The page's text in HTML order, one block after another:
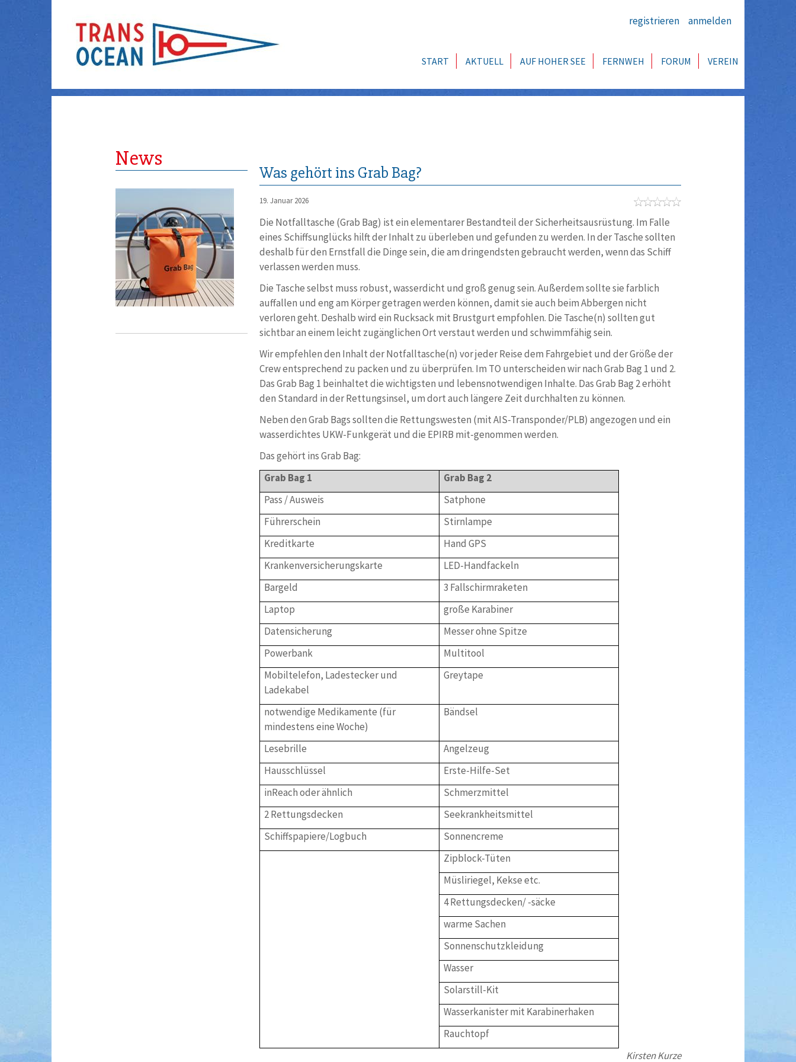
registrieren anmelden
START AKTUELL AUF HOHER SEE FERNWEH FORUM VEREIN
News
Was gehört ins Grab Bag?
19. Januar 2026
Die Notfalltasche (Grab Bag) ist ein elementarer Bestandteil der Sicherheitsausrüstung. Im Falle
eines Schiffsunglücks hilft der Inhalt zu überleben und gefunden zu werden. In der Tasche sollten
deshalb für den Ernstfall die Dinge sein, die am dringendsten gebraucht werden, wenn das Schiff
verlassen werden muss.
Die Tasche selbst muss robust, wasserdicht und groß genug sein. Außerdem sollte sie farblich
auffallen und eng am Körper getragen werden können, damit sie auch beim Abbergen nicht
verloren geht. Deshalb wird ein Rucksack mit Brustgurt empfohlen. Die Tasche(n) sollten gut
sichtbar an einem leicht zugänglichen Ort verstaut werden und schwimmfähig sein.
Wir empfehlen den Inhalt der Notfalltasche(n) vor jeder Reise dem Fahrgebiet und der Größe der
Crew entsprechend zu packen und zu überprüfen. Im TO unterscheiden wir nach Grab Bag 1 und 2.
Das Grab Bag 1 beinhaltet die wichtigsten und lebensnotwendigen Inhalte. Das Grab Bag 2 erhöht
den Standard in der Rettungsinsel, um dort auch längere Zeit durchhalten zu können.
Neben den Grab Bags sollten die Rettungswesten (mit AIS-Transponder/PLB) angezogen und ein
wasserdichtes UKW-Funkgerät und die EPIRB mit-genommen werden.
Das gehört ins Grab Bag:
Grab Bag 1
Grab Bag 2
Pass / Ausweis
Satphone
Führerschein
Stirnlampe
Kreditkarte
Hand GPS
Krankenversicherungskarte
LED-Handfackeln
Bargeld
3 Fallschirmraketen
Laptop
große Karabiner
Datensicherung
Messer ohne Spitze
Powerbank
Multitool
Mobiltelefon, Ladestecker und
Ladekabel
Greytape
notwendige Medikamente (für
mindestens eine Woche)
Bändsel
Lesebrille
Angelzeug
Hausschlüssel
Erste-Hilfe-Set
inReach oder ähnlich
Schmerzmittel
2 Rettungsdecken
Seekrankheitsmittel
Schiffspapiere/Logbuch
Sonnencreme
Zipblock-Tüten
Müsliriegel, Kekse etc.
4 Rettungsdecken/ -säcke
warme Sachen
Sonnenschutzkleidung
Wasser
Solarstill-Kit
Wasserkanister mit Karabinerhaken
Rauchtopf
Kirsten Kurze